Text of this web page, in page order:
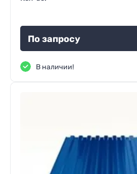
По запросу
В наличии!